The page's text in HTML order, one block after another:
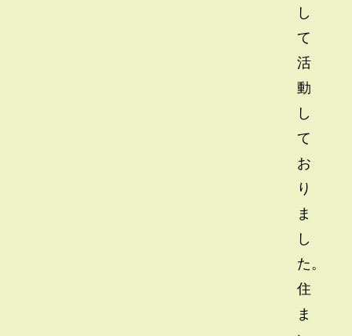
し
て
活
動
し
て
お
り
ま
し
た。
住
ま